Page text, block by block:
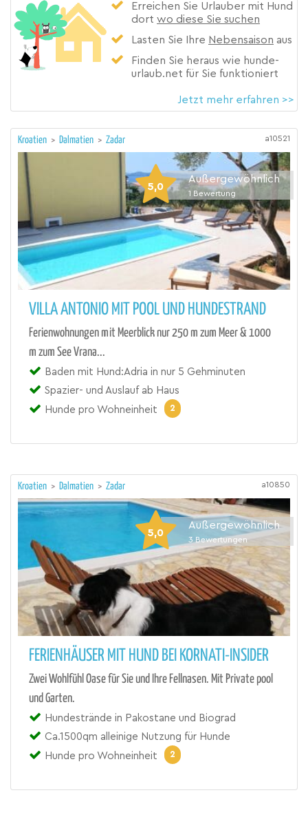
Erreichen Sie Urlauber mit Hund
dort wo diese Sie suchen
Lasten Sie Ihre Nebensaison aus
Finden Sie heraus wie hunde-
urlaub.net für Sie funktioniert
Jetzt mehr erfahren >>
Kroatien > Dalmatien > Zadar a10521
5,0
Außergewöhnlich
1 Bewertung
VILLA ANTONIO MIT POOL UND HUNDESTRAND
Ferienwohnungen mit Meerblick nur 250 m zum Meer & 1000
m zum See Vrana...
Baden mit Hund:Adria in nur 5 Gehminuten
Spazier- und Auslauf ab Haus
Hunde pro Wohneinheit
2
Kroatien > Dalmatien > Zadar a10850
5,0
Außergewöhnlich
3 Bewertungen
FERIENHÄUSER MIT HUND BEI KORNATI-INSIDER
Zwei Wohlfühl Oase für Sie und Ihre Fellnasen. Mit Private pool
und Garten.
Hundestrände in Pakostane und Biograd
Ca.1500qm alleinige Nutzung für Hunde
Hunde pro Wohneinheit
2